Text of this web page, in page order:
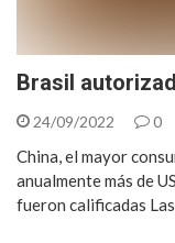
Brasil
24/09/2022 0
China, el mayor
anualmente más de
fueron calificadas